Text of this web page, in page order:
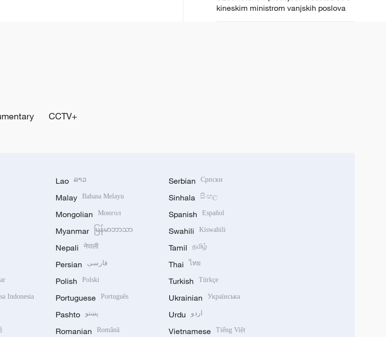
kineskim ministrom vanjskih poslova
CCTV+
Indonesia
Lao ລາວ
Malay Bahasa Melayu
Mongolian Монгол
Myanmar မြန်မာဘာသာ
Nepali नेपाली
Persian فارسی
Polish Polski
Portuguese Português
Pashto پښتو
Romanian Română
Serbian Српски
Sinhala සිංහල
Spanish Español
Swahili Kiswahili
Tamil தமிழ்
Thai ไทย
Turkish Türkçe
Ukrainian Українська
Urdu اردو
Vietnamese Tiếng Việt